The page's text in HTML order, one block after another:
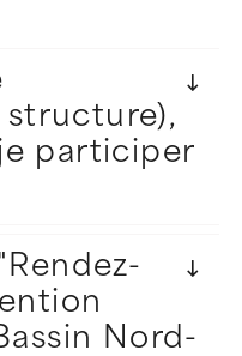
structure),
participer
Nord-